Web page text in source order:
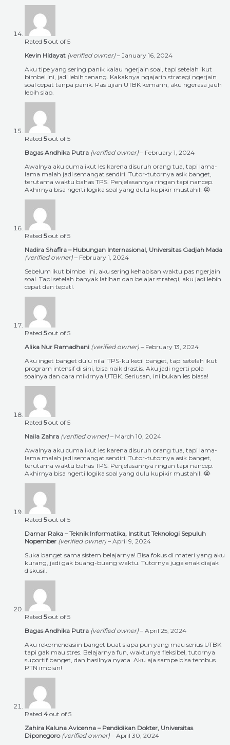
Rated 5out of 5
Kevin Hidayat (verified owner) – January 16, 2024
Aku tipe yang sering panik kalau ngerjain soal, tapi setelah ikut
bimbel ini, jadi lebih tenang. Kakaknya ngajarin strategi ngerjain
soal cepat tanpa panik. Pas ujian UTBK kemarin, aku ngerasa jauh
lebih siap.
Rated 5out of 5
Bagas Andhika Putra (verified owner) – February 1, 2024
Awalnya aku cuma ikut les karena disuruh orang tua, tapi lama-
lama malah jadi semangat sendiri. Tutor-tutornya asik banget,
terutama waktu bahas TPS. Penjelasannya ringan tapi nancep.
Akhirnya bisa ngerti logika soal yang dulu kupikir mustahil! 😭
Rated 5out of 5
Nadira Shafira – Hubungan Internasional, Universitas Gadjah Mada
(verified owner) – February 1, 2024
Sebelum ikut bimbel ini, aku sering kehabisan waktu pas ngerjain
soal. Tapi setelah banyak latihan dan belajar strategi, aku jadi lebih
cepat dan tepat!.
Rated 5out of 5
Alika Nur Ramadhani (verified owner) – February 13, 2024
Aku inget banget dulu nilai TPS-ku kecil banget, tapi setelah ikut
program intensif di sini, bisa naik drastis. Aku jadi ngerti pola
soalnya dan cara mikirnya UTBK. Seriusan, ini bukan les biasa!
Rated 5out of 5
Naila Zahra (verified owner) – March 10, 2024
Awalnya aku cuma ikut les karena disuruh orang tua, tapi lama-
lama malah jadi semangat sendiri. Tutor-tutornya asik banget,
terutama waktu bahas TPS. Penjelasannya ringan tapi nancep.
Akhirnya bisa ngerti logika soal yang dulu kupikir mustahil! 😭
Rated 5out of 5
Damar Raka – Teknik Informatika, Institut Teknologi Sepuluh
Nopember (verified owner) – April 9, 2024
Suka banget sama sistem belajarnya! Bisa fokus di materi yang aku
kurang, jadi gak buang-buang waktu. Tutornya juga enak diajak
diskusi!.
Rated 5out of 5
Bagas Andhika Putra (verified owner) – April 25, 2024
Aku rekomendasiin banget buat siapa pun yang mau serius UTBK
tapi gak mau stres. Belajarnya fun, waktunya fleksibel, tutornya
suportif banget, dan hasilnya nyata. Aku aja sampe bisa tembus
PTN impian!
Rated 4 out of 5
Zahira Kaluna Avicenna – Pendidikan Dokter, Universitas
Diponegoro (verified owner) – April 30, 2024